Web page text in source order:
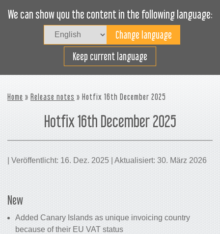
We can show you the content in the following language:
Keep current language
Effizientes Laden
Home » Release notes » Hotfix 16th December 2025
Hotfix 16th December 2025
| Veröffentlicht: 16. Dez. 2025 | Aktualisiert: 30. März 2026
New
Added Canary Islands as unique invoicing country
because of their EU VAT status